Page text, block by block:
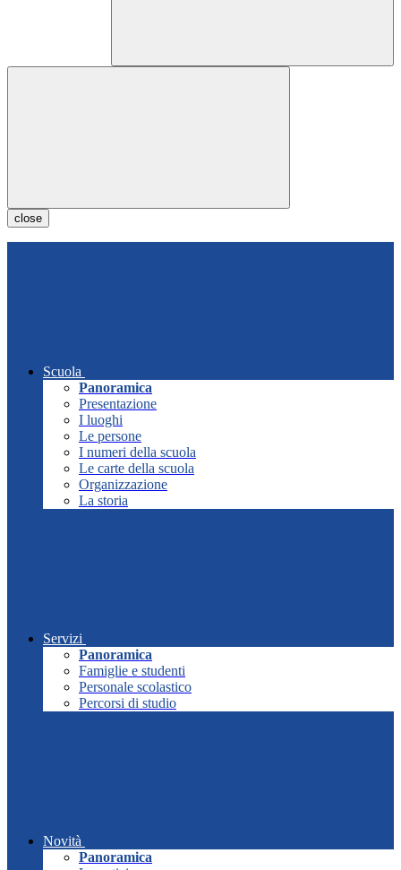
close
Scuola
Panoramica
Presentazione
I luoghi
Le persone
I numeri della scuola
Le carte della scuola
Organizzazione
La storia
Servizi
Panoramica
Famiglie e studenti
Personale scolastico
Percorsi di studio
Novità
Panoramica